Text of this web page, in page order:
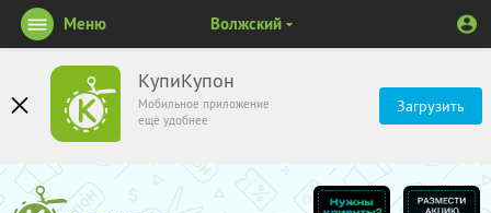
КупиКупон
Мобильное приложение
ещё удобнее
Загрузить
Меню Волжский